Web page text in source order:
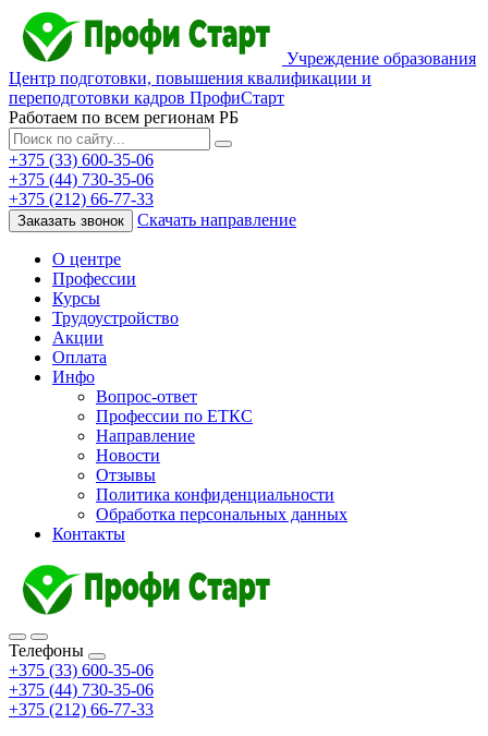
Учреждение образования
Центр подготовки, повышения квалификации и
переподготовки кадров ПрофиСтарт
Работаем по всем регионам РБ
+375 (33) 600-35-06
+375 (44) 730-35-06
+375 (212) 66-77-33
Заказать звонок Скачать направление
О центре
Профессии
Курсы
Трудоустройство
Акции
Оплата
Инфо
Вопрос-ответ
Профессии по ЕТКС
Направление
Новости
Отзывы
Политика конфиденциальности
Обработка персональных данных
Контакты
Телефоны
+375 (33) 600-35-06
+375 (44) 730-35-06
+375 (212) 66-77-33